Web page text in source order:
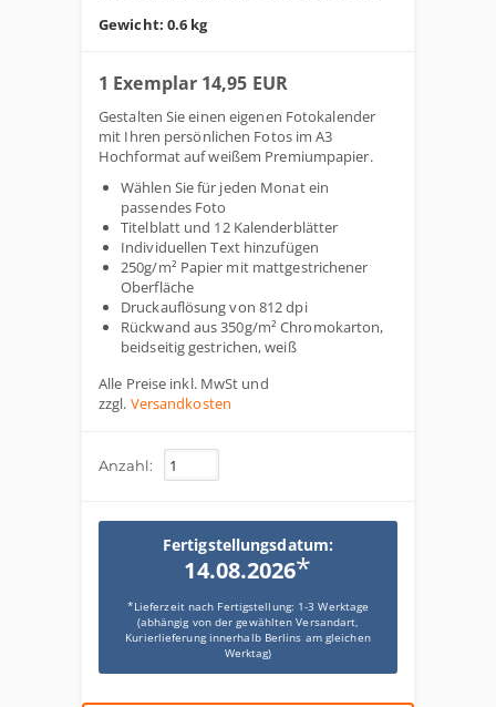
Gewicht: 0.6 kg
1 Exemplar 14,95 EUR
Gestalten Sie einen eigenen Fotokalender
mit Ihren persönlichen Fotos im A3
Hochformat auf weißem Premiumpapier.
Wählen Sie für jeden Monat ein
passendes Foto
Titelblatt und 12 Kalenderblätter
Individuellen Text hinzufügen
250g/m² Papier mit mattgestrichener
Oberfläche
Druckauflösung von 812 dpi
Rückwand aus 350g/m² Chromokarton,
beidseitig gestrichen, weiß
Alle Preise inkl. MwSt und
zzgl. Versandkosten
Anzahl:
Fertigstellungsdatum:
14.08.2026*
*Lieferzeit nach Fertigstellung: 1-3 Werktage
(abhängig von der gewählten Versandart,
Kurierlieferung innerhalb Berlins am gleichen
Werktag)